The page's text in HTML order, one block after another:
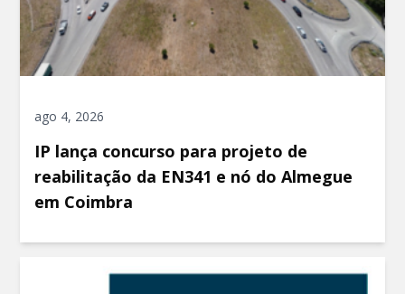
ago 4, 2026
IP lança concurso para projeto de
reabilitação da EN341 e nó do Almegue
em Coimbra